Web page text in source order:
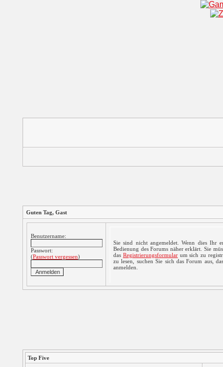
Guten Tag, Gast
Benutzername:
Passwort:
(Passwort vergessen)
Sie sind nicht angemeldet. Wenn dies Ihr
Bedienung des Forums näher erklärt. Sie
das Registrierungsformularum sich zu
zu lesen, suchen Sie sich das Forum aus,
anmelden.
Top Five